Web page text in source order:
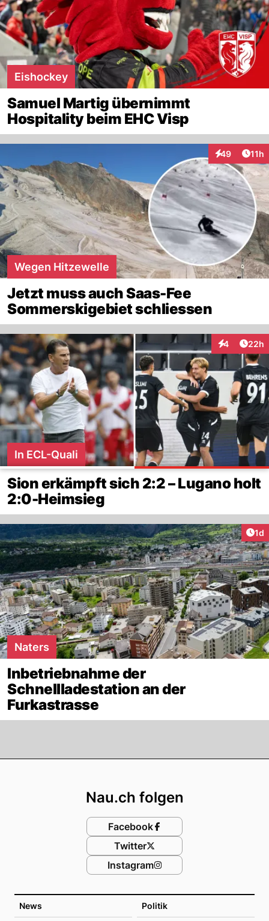
Eishockey
Samuel Martig übernimmt
Hospitality beim EHC Visp
49
Interaktionen
11h
Wegen Hitzewelle
Jetzt muss auch Saas-Fee
Sommerskigebiet schliessen
4
Interaktionen
22h
In ECL-Quali
Sion erkämpft sich 2:2 – Lugano holt
2:0-Heimsieg
1d
Naters
Inbetriebnahme der
Schnellladestation an der
Furkastrasse
News Politik
Nau.ch folgen
Facebook
Twitter
Instagram